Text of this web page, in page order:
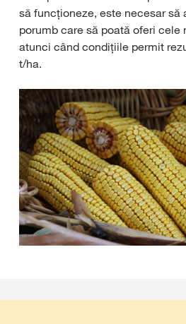
să funcționeze, este necesar să
porumb care să poată oferi cele
atunci când condițiile permit
t/ha.